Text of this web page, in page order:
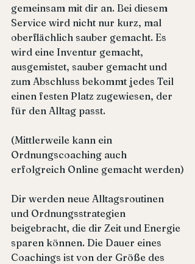
gemeinsam mit dir an. Bei diesem
Service wird nicht nur kurz, mal
oberflächlich sauber gemacht. Es
wird eine Inventur gemacht,
ausgemistet, sauber gemacht und
zum Abschluss bekommt jedes Teil
einen festen Platz zugewiesen, der
für den Alltag passt.
(Mittlerweile kann ein
Ordnungscoaching auch
erfolgreich Online gemacht werden)
Dir werden neue Alltagsroutinen
und Ordnungsstrategien
beigebracht, die dir Zeit und Energie
sparen können. Die Dauer eines
Coachings ist von der Größe des